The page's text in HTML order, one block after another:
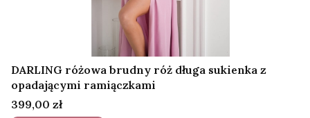
DARLING różowa brudny róż długa sukienka z
opadającymi ramiączkami
Cena
399,00 zł